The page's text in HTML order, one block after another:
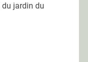
du jardin du